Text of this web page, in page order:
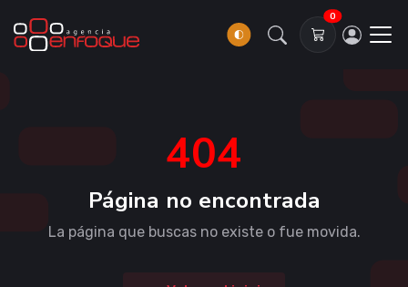
0
404
Página no encontrada
La página que buscas no existe o fue movida.